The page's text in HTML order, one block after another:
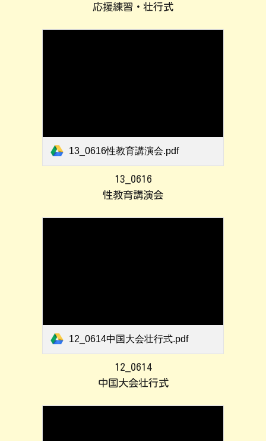
応援練習・壮行式
13_0616性教育講演会.pdf
13_0616
性教育講演会
12_0614中国大会壮行式.pdf
12_0614
中国大会壮行式